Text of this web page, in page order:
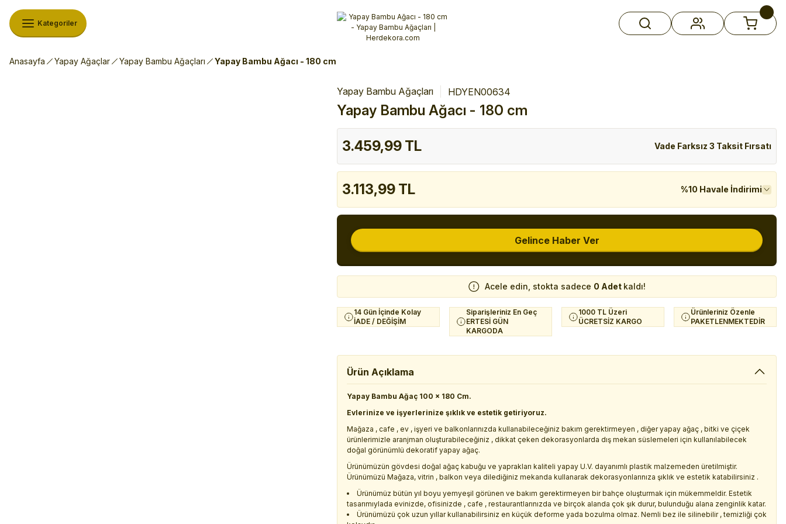
Alışverişlerinizde 3 Taksit Fırsatı!İlk siparişinizi verin!
%10 Havale İndirimi
Şimdi Alışveriş yap!
Kategoriler
Anasayfa Yapay Ağaçlar Yapay Bambu Ağaçları Yapay Bambu Ağacı - 180 cm
Yapay Bambu Ağaçları HDYEN00634
Yapay Bambu Ağacı - 180 cm
3.459,99 TL Vade Farksız 3 Taksit Fırsatı
3.113,99 TL %10 Havale İndirimi
Gelince Haber Ver
Acele edin, stokta sadece 0 Adet kaldı!
14 Gün İçinde Kolay
İADE / DEĞİŞİM
Siparişleriniz En Geç
ERTESİ GÜN
KARGODA
1000 TL Üzeri
ÜCRETSİZ KARGO
Ürünleriniz Özenle
PAKETLENMEKTEDİR
Ürün Açıklama
Yapay Bambu Ağaç 100 x 180 Cm.
Evlerinize ve işyerlerinize şıklık ve estetik getiriyoruz.
Mağaza , cafe , ev , işyeri ve balkonlarınızda kullanabileceğiniz bakım gerektirmeyen , diğer yapay ağaç , bitki ve çiçek
ürünlerimizle aranjman oluşturabileceğiniz , dikkat çeken dekorasyonlarda dış mekan süslemeleri için kullanılabilecek
doğal görünümlü dekoratif yapay ağaç.
Ürünümüzün gövdesi doğal ağaç kabuğu ve yaprakları kaliteli yapay U.V. dayanımlı plastik malzemeden üretilmiştir.
Ürünümüzü Mağaza, vitrin , balkon veya dilediğiniz mekanda kullanarak dekorasyonlarınıza şıklık ve estetik katabilirsiniz .
Ürünümüz bütün yıl boyu yemyeşil görünen ve bakım gerektirmeyen bir bahçe oluşturmak için mükemmeldir. Estetik
tasarımıylada evinizde, ofisinizde , cafe , restaurantlarınızda ve birçok alanda çok şık durur, bulunduğu alana zenginlik katar.
Ürünümüzü çok uzun yıllar kullanabilirsiniz en küçük deforme yada bozulma olmaz. Nemli bez ile silinebilir , temizliği çok